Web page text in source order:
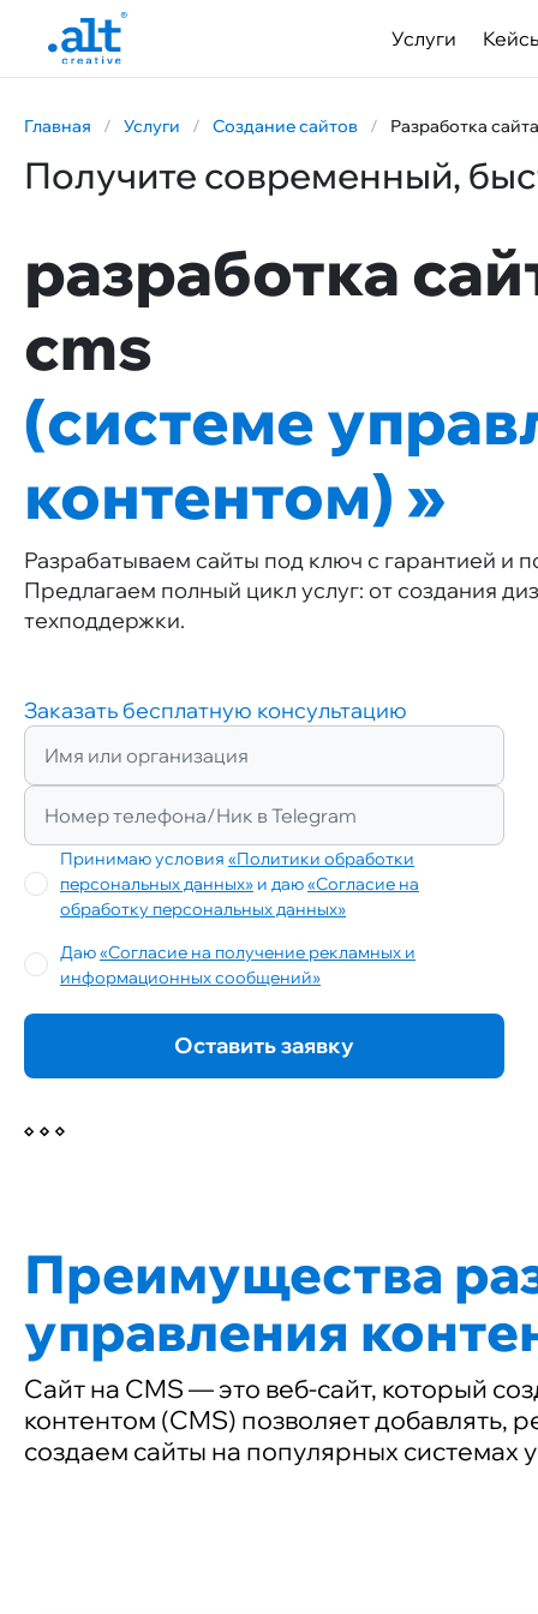
Услуги
Главная / Услуги / Создание сайтов / Разработка
Получите современный,
разработка
cms
(системе
контентом)
Разрабатываем сайты под ключ с гарантией и
Предлагаем полный цикл услуг: от создания
техподдержки.
Заказать бесплатную консультацию
Принимаю условия «Политики обработки
персональных данных» и даю«Согласие на
обработку персональных данных»
Даю«Согласие на получение рекламных и
информационных сообщений»
Оставить заявку
Преимущества
управления
Сайт на CMS — это веб-сайт, который
контентом (CMS) позволяет добавлять,
создаем сайты на популярных системах